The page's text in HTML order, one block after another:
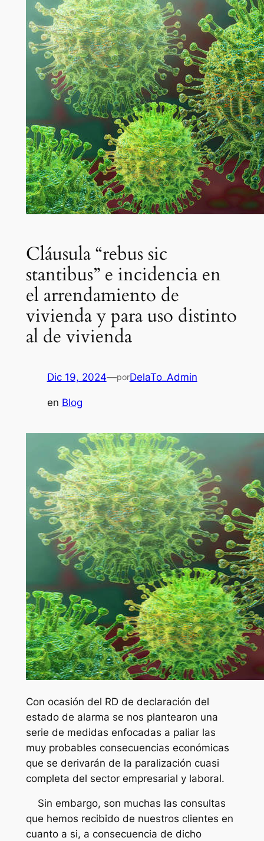
Cláusula “rebus sic
stantibus” e incidencia en
el arrendamiento de
vivienda y para uso distinto
al de vivienda
Dic 19, 2024—porDelaTo_Admin
en Blog
Con ocasión del RD de declaración del
estado de alarma se nos plantearon una
serie de medidas enfocadas a paliar las
muy probables consecuencias económicas
que se derivarán de la paralización cuasi
completa del sector empresarial y laboral.
Sin embargo, son muchas las consultas
que hemos recibido de nuestros clientes en
cuanto a si, a consecuencia de dicho